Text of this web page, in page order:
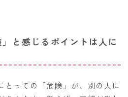
と感じるポイントは人に
とっての「危険」が、別の人に